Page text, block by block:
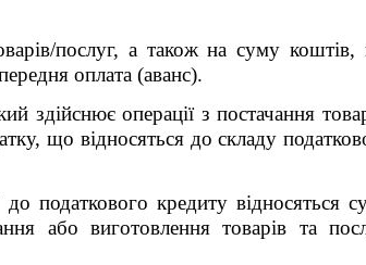
послуг, а також на суму
оплата (аванс).
здійснює операції з постачання
що відносяться до складу
податкового кредиту відносяться
або виготовлення товарів та